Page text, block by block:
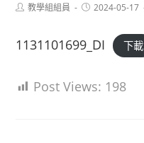
Post教學組組員
Post2024-05-17
1131101699_DI 下載
Post Views: 198